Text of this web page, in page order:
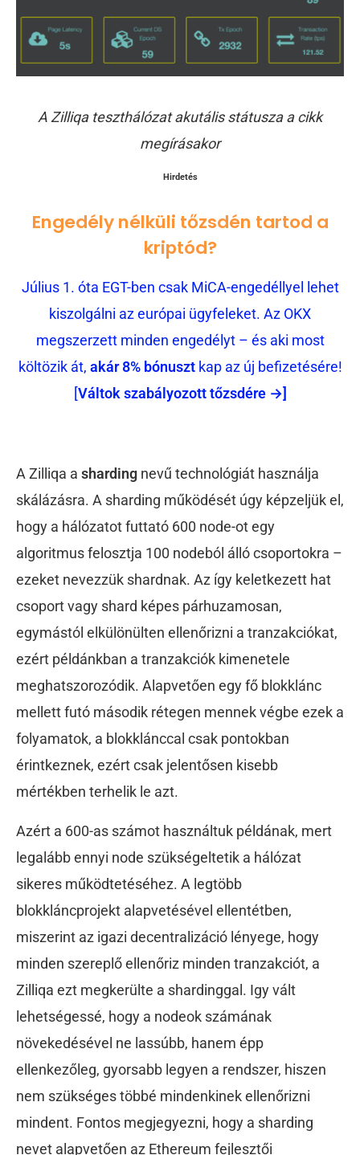
A Zilliqa teszthálózat akutális státusza a cikk
megírásakor
Hirdetés
Engedély nélküli tőzsdén tartod a
kriptód?
Július 1. óta EGT-ben csak MiCA-engedéllyel lehet
kiszolgálni az európai ügyfeleket. Az OKX
megszerzett minden engedélyt – és aki most
költözik át, akár 8% bónusztkap az új befizetésére!
[Váltok szabályozott tőzsdére →]
A Zilliqa a sharding nevű technológiát használja
skálázásra. A sharding működését úgy képzeljük el,
hogy a hálózatot futtató 600 node-ot egy
algoritmus felosztja 100 nodeból álló csoportokra –
ezeket nevezzük shardnak. Az így keletkezett hat
csoport vagy shard képes párhuzamosan,
egymástól elkülönülten ellenőrizni a tranzakciókat,
ezért példánkban a tranzakciók kimenetele
meghatszorozódik. Alapvetően egy fő blokklánc
mellett futó második rétegen mennek végbe ezek a
folyamatok, a blokklánccal csak pontokban
érintkeznek, ezért csak jelentősen kisebb
mértékben terhelik le azt.
Azért a 600-as számot használtuk példának, mert
legalább ennyi node szükségeltetik a hálózat
sikeres működtetéséhez. A legtöbb
blokkláncprojekt alapvetésével ellentétben,
miszerint az igazi decentralizáció lényege, hogy
minden szereplő ellenőriz minden tranzakciót, a
Zilliqa ezt megkerülte a shardinggal. Igy vált
lehetségessé, hogy a nodeok számának
növekedésével ne lassúbb, hanem épp
ellenkezőleg, gyorsabb legyen a rendszer, hiszen
nem szükséges többé mindenkinek ellenőrizni
mindent. Fontos megjegyezni, hogy a sharding
nevet alapvetően az Ethereum fejlesztői